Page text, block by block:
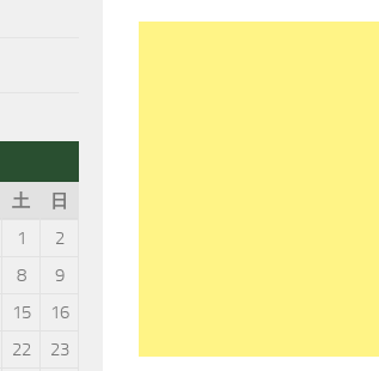
土
日
1
2
8
9
15
16
22
23